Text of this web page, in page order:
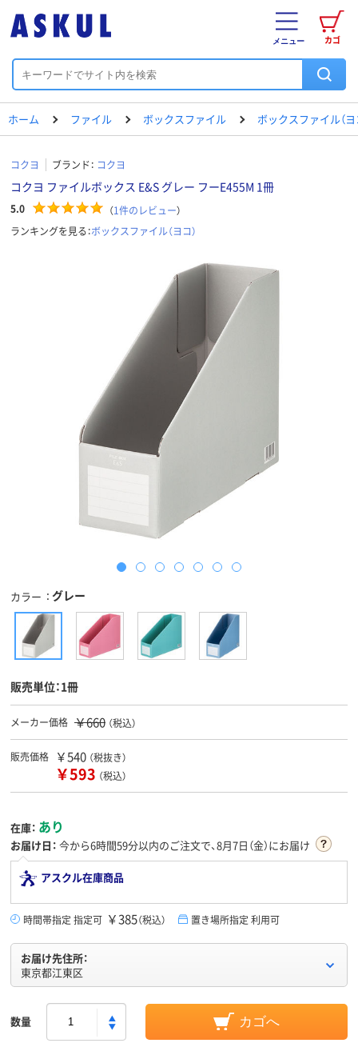
カゴ
メニュー
ホーム ファイル ボックスファイル ボックスファイル（ヨ
コクヨ ブランド： コクヨ
コクヨ ファイルボックス E&S グレー フーE455M 1冊
5.0 （1件のレビュー）
ランキングを見る：ボックスファイル（ヨコ）
カラー グレー
販売単位：1冊
メーカー価格 ￥660 （税込）
販売価格 ￥540 （税抜き）
￥593 （税込）
在庫： あり
お届け日： 今から6時間59分以内のご注文で、8月7日（金）にお届け
アスクル在庫商品
時間帯指定 指定可 ￥385（税込） 置き場所指定 利用可
お届け先住所：
東京都江東区
数量 カゴへ